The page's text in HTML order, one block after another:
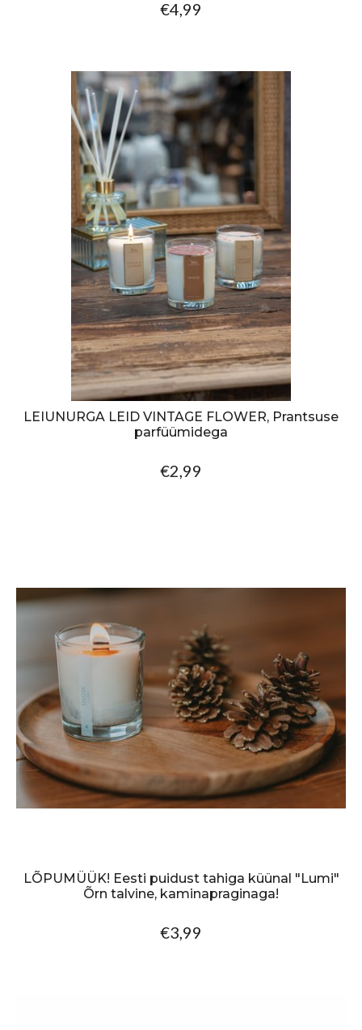
€4,99
LEIUNURGA LEID VINTAGE FLOWER, Prantsuse
parfüümidega
€2,99
LÕPUMÜÜK! Eesti puidust tahiga küünal "Lumi"
Õrn talvine, kaminapraginaga!
€3,99